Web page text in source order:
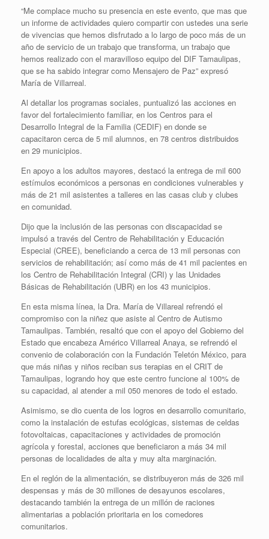
“Me complace mucho su presencia en este evento, que mas que
un informe de actividades quiero compartir con ustedes una serie
de vivencias que hemos disfrutado a lo largo de poco más de un
año de servicio de un trabajo que transforma, un trabajo que
hemos realizado con el maravilloso equipo del DIF Tamaulipas,
que se ha sabido integrar como Mensajero de Paz” expresó
María de Villarreal.
Al detallar los programas sociales, puntualizó las acciones en
favor del fortalecimiento familiar, en los Centros para el
Desarrollo Integral de la Familia (CEDIF) en donde se
capacitaron cerca de 5 mil alumnos, en 78 centros distribuidos
en 29 municipios.
En apoyo a los adultos mayores, destacó la entrega de mil 600
estímulos económicos a personas en condiciones vulnerables y
más de 21 mil asistentes a talleres en las casas club y clubes
en comunidad.
Dijo que la inclusión de las personas con discapacidad se
impulsó a través del Centro de Rehabilitación y Educación
Especial (CREE), beneficiando a cerca de 13 mil personas con
servicios de rehabilitación; así como más de 41 mil pacientes en
los Centro de Rehabilitación Integral (CRI) y las Unidades
Básicas de Rehabilitación (UBR) en los 43 municipios.
En esta misma línea, la Dra. María de Villareal refrendó el
compromiso con la niñez que asiste al Centro de Autismo
Tamaulipas. También, resaltó que con el apoyo del Gobierno del
Estado que encabeza Américo Villarreal Anaya, se refrendó el
convenio de colaboración con la Fundación Teletón México, para
que más niñas y niños reciban sus terapias en el CRIT de
Tamaulipas, logrando hoy que este centro funcione al 100% de
su capacidad, al atender a mil 050 menores de todo el estado.
Asimismo, se dio cuenta de los logros en desarrollo comunitario,
como la instalación de estufas ecológicas, sistemas de celdas
fotovoltaicas, capacitaciones y actividades de promoción
agrícola y forestal, acciones que beneficiaron a más 34 mil
personas de localidades de alta y muy alta marginación.
En el reglón de la alimentación, se distribuyeron más de 326 mil
despensas y más de 30 millones de desayunos escolares,
destacando también la entrega de un millón de raciones
alimentarias a población prioritaria en los comedores
comunitarios.